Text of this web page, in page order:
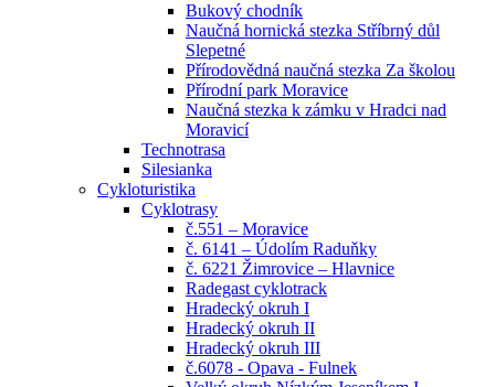
Bukový chodník
Naučná hornická stezka Stříbrný důl
Slepetné
Přírodovědná naučná stezka Za školou
Přírodní park Moravice
Naučná stezka k zámku v Hradci nad
Moravicí
Technotrasa
Silesianka
Cykloturistika
Cyklotrasy
č.551 – Moravice
č. 6141 – Údolím Raduňky
č. 6221 Žimrovice – Hlavnice
Radegast cyklotrack
Hradecký okruh I
Hradecký okruh II
Hradecký okruh III
č.6078 - Opava - Fulnek